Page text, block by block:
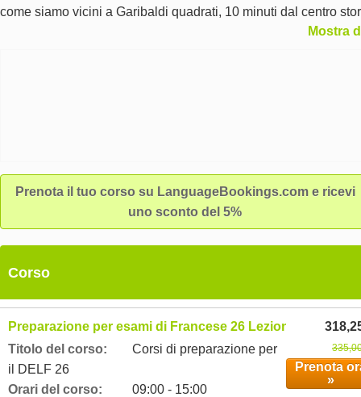
come siamo vicini a Garibaldi quadrati, 10 minuti dal centro
e a 15 minuti dalla spiaggia. Le aule sono spaziose e Mostra
Prenota il tuo corso su LanguageBookings.com e ricevi
uno sconto del 5%
Corso
Preparazione per esami di Francese 26 Lezioni settimanali
Titolo del corso:
Corsi di preparazione per
il DELF 26
Orari del corso:
09:00 - 15:00
Prenota
»